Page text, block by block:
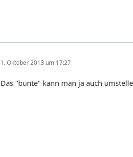
1. Oktober 2013 um 17:27
Das "bunte" kann man ja auch